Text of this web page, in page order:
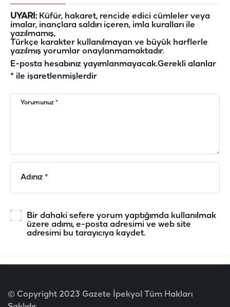
UYARI:Küfür, hakaret, rencide edici cümleler veya
imalar, inançlara saldırı içeren, imla kuralları ile
yazılmamış,
Türkçe karakter kullanılmayan ve büyük harflerle
yazılmış yorumlar onaylanmamaktadır.
E-posta hesabınız yayımlanmayacak.Gerekli alanlar
* ile işaretlenmişlerdir
Yorumunuz *
Adınız *
Bir dahaki sefere yorum yaptığımda kullanılmak
üzere adımı, e-posta adresimi ve web site
adresimi bu tarayıcıya kaydet.
© Copyright 2023 Gazete İpekyol Tüm Hakları